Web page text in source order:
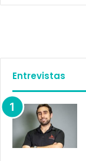
Entrevistas